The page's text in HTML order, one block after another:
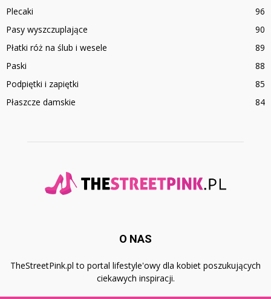
Plecaki
96
Pasy wyszczuplające
90
Płatki róż na ślub i wesele
89
Paski
88
Podpiętki i zapiętki
85
Płaszcze damskie
84
O NAS
TheStreetPink.pl to portal lifestyle'owy dla kobiet poszukujących
ciekawych inspiracji.